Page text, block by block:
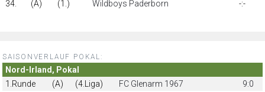
34.
(A) (1.) Wildboys Paderborn -:-
SAISONVERLAUF POKAL:
Nord-Irland, Pokal
1.Runde
(A) (4.Liga) FC Glenarm 1967
9:0